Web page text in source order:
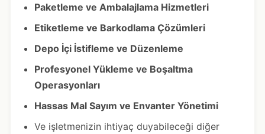
Paketleme ve Ambalajlama Hizmetleri
Etiketleme ve Barkodlama Çözümleri
Depo İçi İstifleme ve Düzenleme
Profesyonel Yükleme ve Boşaltma
Operasyonları
Hassas Mal Sayım ve Envanter Yönetimi
Ve işletmenizin ihtiyaç duyabileceği diğer